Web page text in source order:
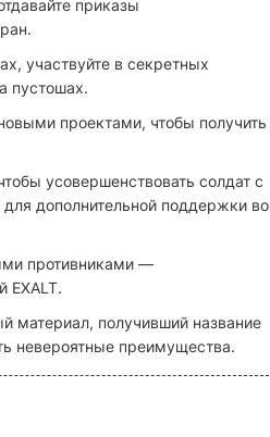
приказы
участвуйте в секретных
пустошах.
проектами, чтобы получить
усовершенствовать солдат с
дополнительной поддержки во
противниками —
EXALT.
материал, получивший название
невероятные преимущества.